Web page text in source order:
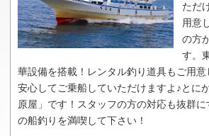
ただ
用意
の方
す。
華設備を搭載！レンタル釣り道具もご用
安心してご乗船していただけますよ♪とに
原屋 」です！スタッフの方の対応も抜群
の船釣りを満喫して下さい！